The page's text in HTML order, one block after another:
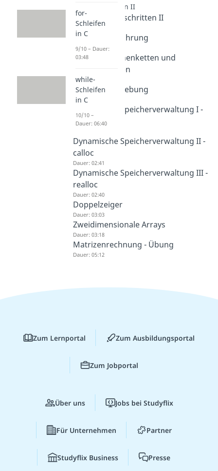
C fortgeschritten II
Intro C fortgeschritten II
Dauer: 01:10
Pointer - Einführung
Dauer: 03:57
Pointer - Zeichenketten und
Rückgabetypen
Dauer: 02:41
Adressverschiebung
Dauer: 03:52
Dynamische Speicherverwaltung I -
malloc
Dynamische Speicherverwaltung II -
calloc
Dauer: 02:41
Dynamische Speicherverwaltung III -
realloc
Dauer: 02:40
Doppelzeiger
Dauer: 03:03
Zweidimensionale Arrays
Dauer: 03:18
Matrizenrechnung - Übung
Dauer: 05:12
for-
Schleifen
in C
9/10 – Dauer:
03:48
while-
Schleifen
in C
10/10 –
Dauer: 06:40
Zum Lernportal Zum Ausbildungsportal
Zum Jobportal
Über uns Jobs bei Studyflix
Für Unternehmen Partner
Studyflix Business Presse